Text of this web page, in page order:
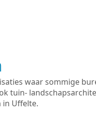
waar sommige
tuin-
in Uffelte.